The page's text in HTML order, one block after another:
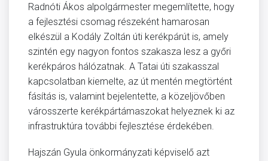
Radnóti Ákos alpolgármester megemlítette, hogy
a fejlesztési csomag részeként hamarosan
elkészül a Kodály Zoltán úti kerékpárút is, amely
szintén egy nagyon fontos szakasza lesz a győri
kerékpáros hálózatnak. A Tatai úti szakasszal
kapcsolatban kiemelte, az út mentén megtörtént
fásítás is, valamint bejelentette, a közeljövőben
városszerte kerékpártámaszokat helyeznek ki az
infrastruktúra további fejlesztése érdekében.
Hajszán Gyula önkormányzati képviselő azt